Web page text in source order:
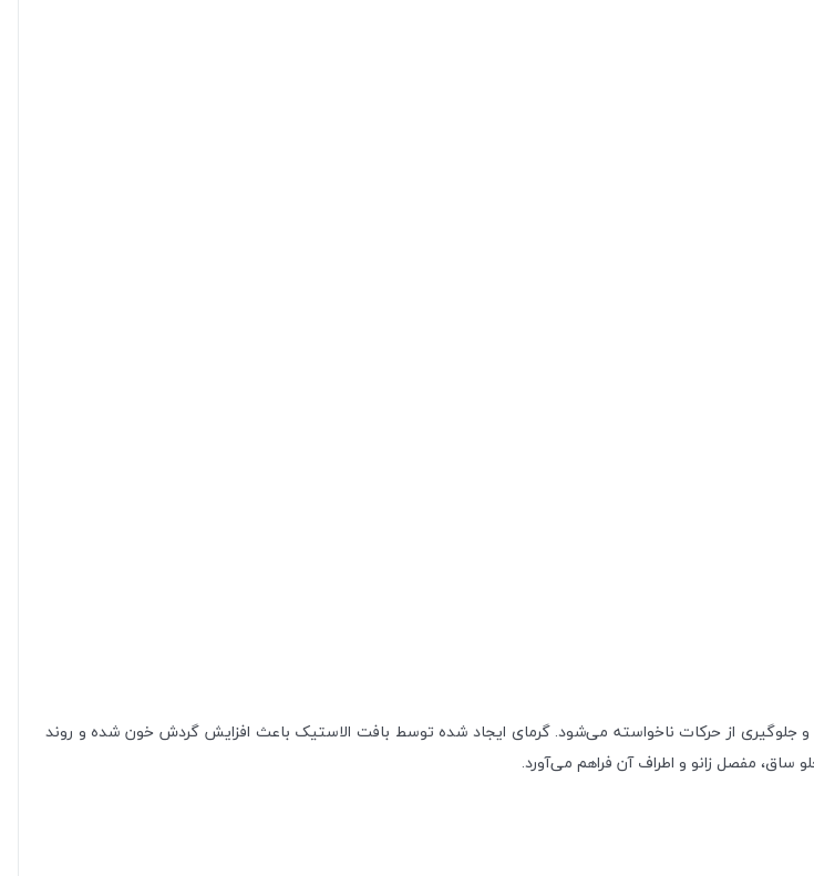
از حرکات ناخواسته می‌شود. گرمای ایجاد شده توسط بافت الاستیک باعث افزایش گردش خون شده و روند
مفصل زانو و اطراف آن فراهم می‌آورد.